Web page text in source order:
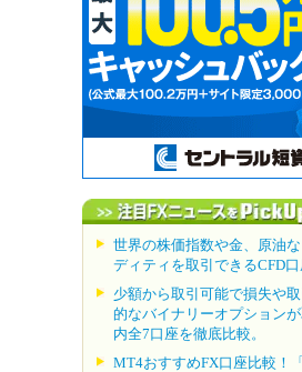
世界の株価指数や金、原油
ディティを取引できるCFD口
少額から取引可能で損失や
的なバイナリーオプション
内全7口座を徹底比較。
MT4おすすめFX口座比較！